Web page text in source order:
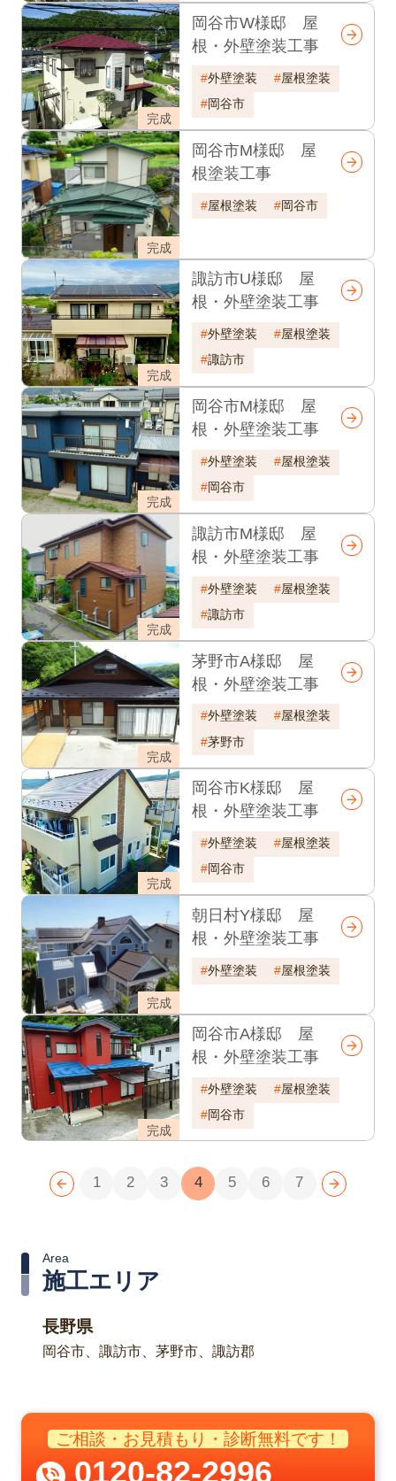
完成
岡谷市W様邸 屋
根・外壁塗装工事
外壁塗装
屋根塗装
岡谷市
完成
岡谷市M様邸 屋
根塗装工事
屋根塗装 岡谷市
完成
諏訪市U様邸 屋
根・外壁塗装工事
外壁塗装
屋根塗装
諏訪市
完成
岡谷市M様邸 屋
根・外壁塗装工事
外壁塗装
屋根塗装
岡谷市
完成
諏訪市M様邸 屋
根・外壁塗装工事
外壁塗装
屋根塗装
諏訪市
完成
茅野市A様邸 屋
根・外壁塗装工事
外壁塗装
屋根塗装
茅野市
完成
岡谷市K様邸 屋
根・外壁塗装工事
外壁塗装
屋根塗装
岡谷市
完成
朝日村Y様邸 屋
根・外壁塗装工事
外壁塗装 屋根塗装
完成
岡谷市A様邸 屋
根・外壁塗装工事
外壁塗装
屋根塗装
岡谷市
1 2 3 4 5 6 7
施工エリア
Area
長野県
岡谷市、諏訪市、茅野市、諏訪郡
ご相談・お見積もり・診断無料です！
0120-82-2996